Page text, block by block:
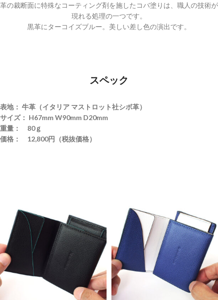
革の裁断面に特殊なコーティング剤を施したコバ塗りは、職人の技術が
現れる処理の一つです。
黒革にターコイズブルー。美しい差し色の演出です。
スペック
表地： 牛革（イタリア マストロット社シボ革）
サイズ： H67mm W90mm D20mm
重量： 80ｇ
価格： 12,800円（税抜価格）